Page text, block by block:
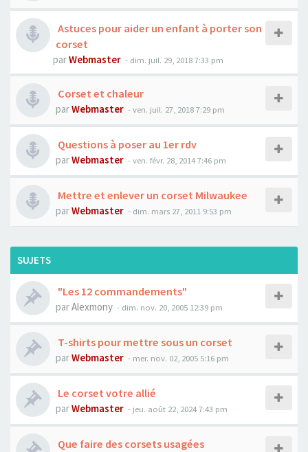
Astuces pour aider un enfant à porter son
corset
parWebmaster - dim. juil. 29, 2018 7:33 pm
Corset et chaleur
parWebmaster - ven. juil. 27, 2018 7:29 pm
Questions à poser au 1er rdv
parWebmaster - ven. févr. 28, 2014 7:46 pm
Mettre et enlever un corset Milwaukee
parWebmaster - dim. mars 27, 2011 9:53 pm
SUJETS
"Les 12 commandements"
parAlexmony - dim. nov. 20, 2005 12:39 pm
T-shirts pour mettre sous un corset
parWebmaster - mer. nov. 02, 2005 5:16 pm
Le corset votre allié
parWebmaster - jeu. août 22, 2024 7:43 pm
Que faire des corsets usagées